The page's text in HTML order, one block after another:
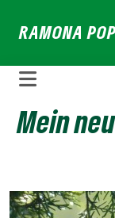
zumRAMONA POP
Mein